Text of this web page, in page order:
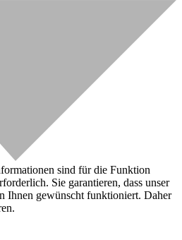
sind für die Funktion
Sie garantieren, dass unser
Ihnen gewünscht funktioniert. Daher